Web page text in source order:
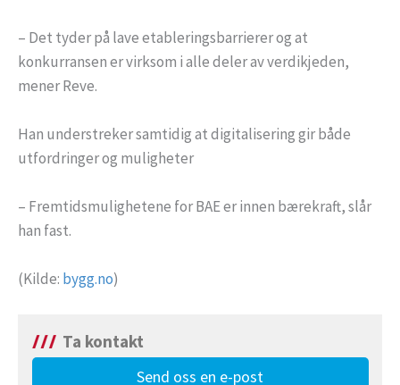
– Det tyder på lave etableringsbarrierer og at
konkurransen er virksom i alle deler av verdikjeden,
mener Reve.
Han understreker samtidig at digitalisering gir både
utfordringer og muligheter
– Fremtidsmulighetene for BAE er innen bærekraft, slår
han fast.
(Kilde: bygg.no)
Ta kontakt
Send oss en e-post